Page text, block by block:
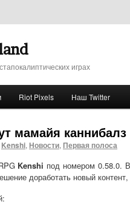
играх
содержимому
Riot Pixels Наш Twitter
мамайя каннибалз
Kenshi, Новости, Первая полоса
Kenshi под номером 0.58.0.
доработать новый